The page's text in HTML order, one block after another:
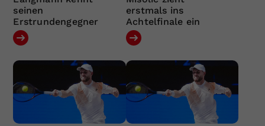
seinen
Erstrundengegner
erstmals ins
Achtelfinale ein